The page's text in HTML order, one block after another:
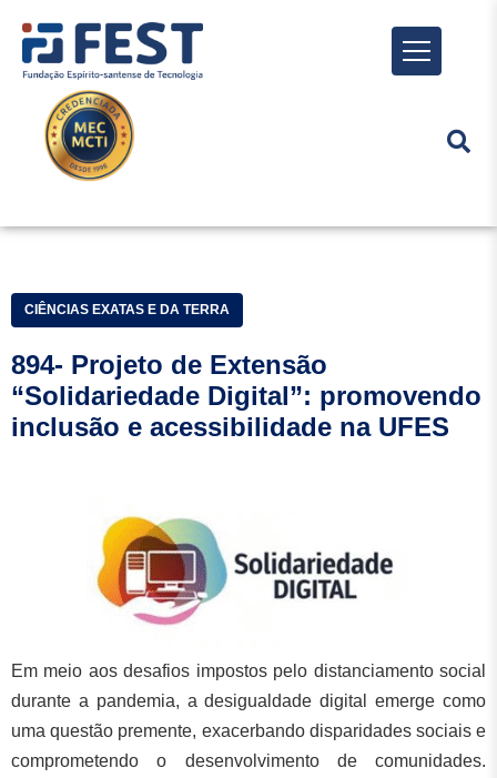
Menu
CIÊNCIAS EXATAS E DA TERRA
894- Projeto de Extensão
“Solidariedade Digital”: promovendo
inclusão e acessibilidade na UFES
Em meio aos desafios impostos pelo distanciamento social
durante a pandemia, a desigualdade digital emerge como
uma questão premente, exacerbando disparidades sociais e
comprometendo o desenvolvimento de comunidades.